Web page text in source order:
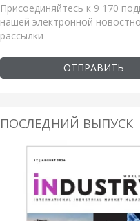
Присоединяйтесь к 9 170
нашей электронной
рассылки
ОТПРАВИТЬ
ПОСЛЕДНИЙ ВЫПУСК